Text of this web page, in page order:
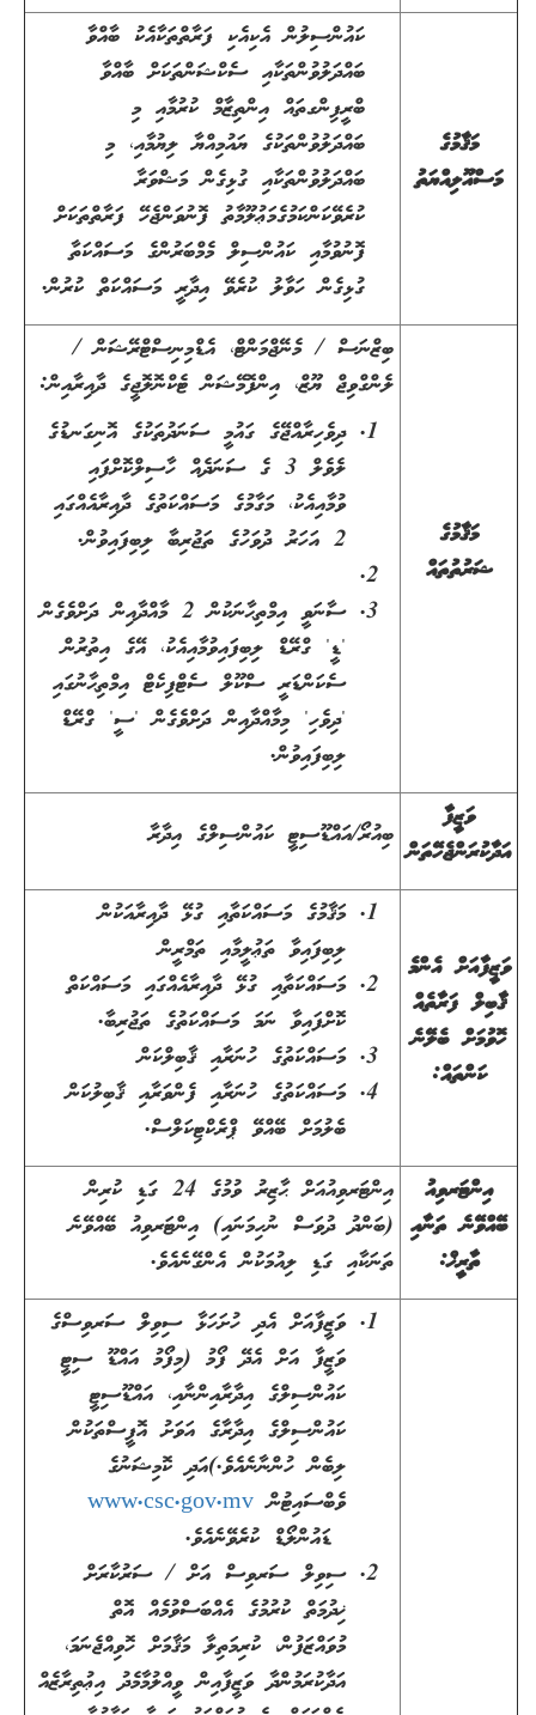
މަޤާމުގެ
މަސްއޫލިއްޔަތު
ކައުންސިލުން އެކިއެކި ފަރާތްތަކާއެކު ބާއްވާ
ބައްދަލުވުންތަކާއި ސެކްޝަންތަކަށް ބާއްވާ
ބްރީފިންގތައް އިންތިޒާމް ކުރުމާއި މި
ބައްދަލުވުންތަކުގެ ޔައުމިއްޔާ ލިޔުމާއި، މި
ބައްދަލުވުންތަކާއި ގުޅިގެން މަޝްވަރާ
ކުރެވޭކަންކަމުގެމަޢުލޫމާތު ފޮނުވަންޖެހޭ ފަރާތްތަކަށް
ފޮނުވުމާއި ކައުންސިލް މެމްބަރުންގެ މަސައްކަތާ
ގުޅިގެން ހަވާލު ކުރެވޭ އިދާރީ މަސައްކަތް ކުރުން.
މަޤާމުގެ
ޝަރުތުތައް
ބިޒްނަސް / މެނޭޖްމަންޓް، އެޑްމިނިސްޓްރޭޝަން /
ލެންގްވިޖް ޔޫޒް، އިންފޮމޭޝަން ޓެކްނޮލޮޖީގެ ދާއިރާއިން:
ދިވެހިރާއްޖޭގެ ގައުމީ ސަނަދުތަކުގެ އޮނިގަނޑުގެ
ލެވެލް 3 ގެ ސަނަދެއް ހާސިލްކޮށްފައި
ވުމާއިއެކު، މަގާމުގެ މަސައްކަތުގެ ދާއިރާއެއްގައި
2 އަހަރު ދުވަހުގެ ތަޖުރިބާ ލިބިފައިވުން.
ސާނަވީ އިމްތިޙާނަކުން 2 މާއްދާއިން ދަށްވެގެން
'ޑީ' ގްރޭޑް ލިބިފައިވުމާއިއެކު، އޭގެ އިތުރުން
ސެކަންޑަރީ ސްކޫލް ސެޓްފިކެޓް އިމްތިޙާނުގައި
'ދިވެހި' މިމާއްދާއިން ދަށްވެގެން 'ސީ' ގްރޭޑް
ލިބިފައިވުން.
ވަޒީފާ
އަދާކުރަންޖެހޭތަން ބިއުރޯ/އައްޑޫސިޓީ ކައުންސިލްގެ އިދާރާ
ވަޒީފާއަށް އެންމެ
ޤާބިލް ފަރާތެއް
ހޮވުމަށް ބެލޭނެ
ކަންތައް:
މަޤާމުގެ މަސައްކަތާއި ގުޅޭ ދާއިރާއަކުން
ލިބިފައިވާ ތަޢުލީމާއި ތަމްރީން
މަސައްކަތާއި ގުޅޭ ދާއިރާއެއްގައި މަސައްކަތް
ކޮށްފައިވާ ނަމަ މަސައްކަތުގެ ތަޖުރިބާ.
މަސައްކަތުގެ ހުނަރާއި ޤާބިލްކަން
މަސައްކަތުގެ ހުނަރާއި ފެންވަރާއި ޤާބިލުކަން
ބެލުމަށް ބޭއްވޭ ޕްރެކްޓިކަލްސް.
އިންޓަރވިއު
ބޭއްވޭނެ ތަނާއި
ތާރީޚް:
އިންޓަރވިއުއަށް ޙާޒިރު ވުމުގެ 24 ގަޑި ކުރިން
(ބަންދު ދުވަސް ނުހިމަނައި) އިންޓަރވިއު ބޭއްވޭނެ
ތަނަކާއި ގަޑި ލިއުމަކުން އެންގޭނެއެވެ.
ވަޒީފާއަށް އެދި ހުށަހަޅާ ސިވިލް ސަރވިސްގެ
ވަޒީފާ އަށް އެދޭ ފޯމު (މިފޯމު އައްޑޫ ސިޓީ
ކައުންސިލްގެ އިދާރާއިންނާއި، އައްޑޫސިޓީ
ކައުންސިލްގެ އިދާރާގެ އަވަށު އޮފީސްތަކުން
ލިބެން ހުންނާނެއެވެ.(އަދި ކޮމިޝަނުގެ
ވެބްސައިޓުން www.csc.gov.mv
ޑައުންލޯޑް ކުރެވޭނެއެވެ.
ސިވިލް ސަރވިސް އަށް / ސަރުކާރަށް
ޚިދުމަތް ކުރުމުގެ އެއްބަސްވުމެއް އޮތް
މުވައްޒަފުން، ކުރިމަތިލާ މަޤާމަށް ހޮވިއްޖެނަމަ،
އަދާކުރަމުންދާ ވަޒީފާއިން ވީއްލުމާމެދު އިޢުތިރާޒެއް